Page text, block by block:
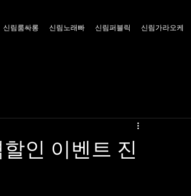
신림룸싸롱 신림노래빠 신림퍼블릭 신림가라오케
인 이벤트 진